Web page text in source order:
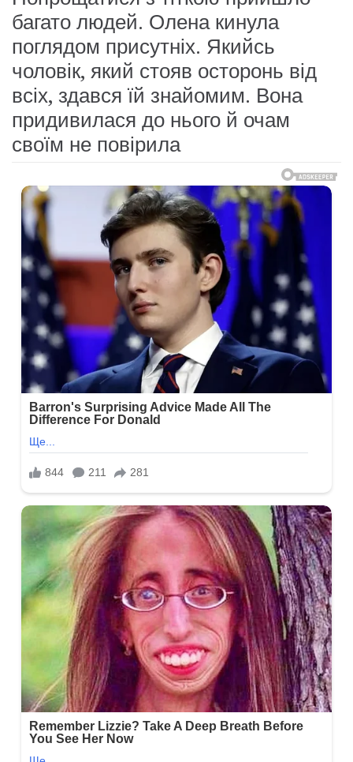
багато людей. Олена кинула
поглядом присутніх. Якийсь
чоловік, який стояв осторонь від
всіх, здався їй знайомим. Вона
придивилася до нього й очам
своїм не повірила